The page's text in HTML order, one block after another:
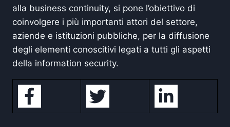
alla business continuity, si pone l’obiettivo di
coinvolgere i più importanti attori del settore,
aziende e istituzioni pubbliche, per la diffusione
degli elementi conoscitivi legati a tutti gli aspetti
della information security.